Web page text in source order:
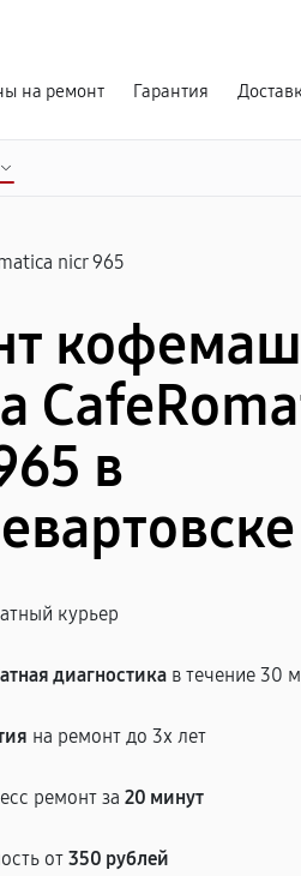
на ремонт Гарантия
nicr 965
в
курьер
диагностика в течение 30
на ремонт до 3х лет
ремонт за20 минут
от350 рублей